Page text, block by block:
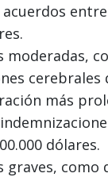
entre
moderadas,
cerebrales
más
dólares.
graves, como